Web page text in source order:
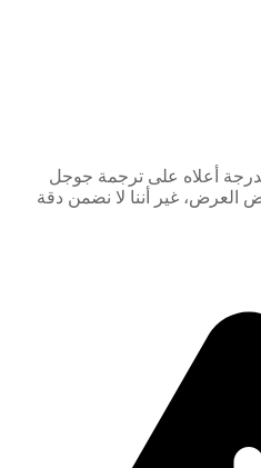
أعلاه على ترجمة جوجل
العرض، غير أننا لا نضمن دقة